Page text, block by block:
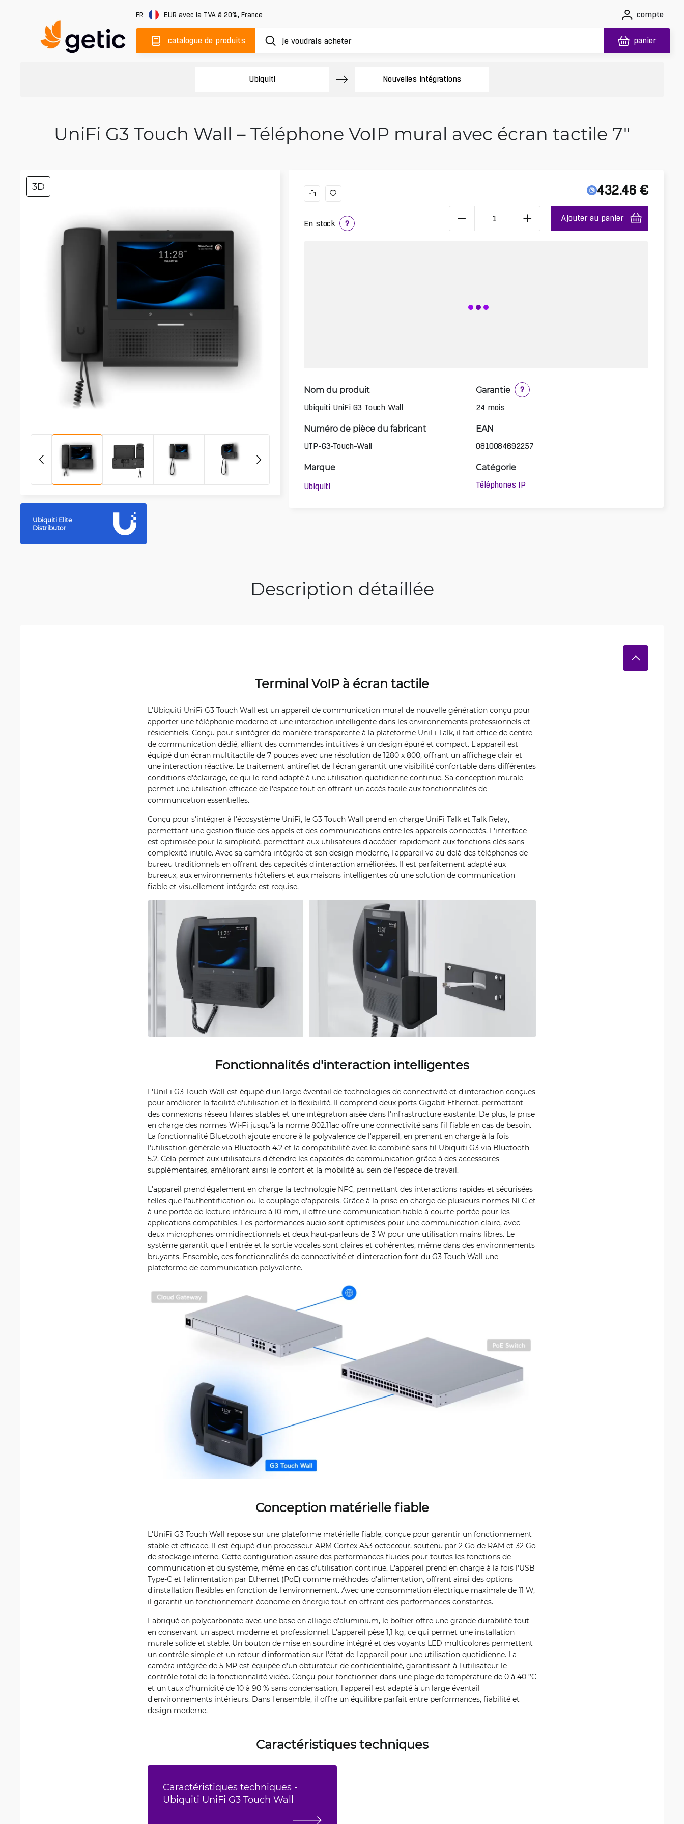
FR EUR avec la TVA à 20%, France compte
catalogue de produits panier
Ubiquiti Nouvelles intégrations
UniFi G3 Touch Wall – Téléphone VoIP mural avec écran tactile 7"
3D
3D
Ubiquiti Elite
Distributor
En stock ?
432.46 €
Ajouter au panier
Nom du produit
Ubiquiti UniFi G3 Touch Wall
Garantie
?
24 mois
Numéro de pièce du fabricant
UTP-G3-Touch-Wall
EAN
0810084692257
Marque
Ubiquiti
Catégorie
Téléphones IP
Description détaillée
Terminal VoIP à écran tactile
L'Ubiquiti UniFi G3 Touch Wall est un appareil de communication mural de nouvelle génération conçu pour
apporter une téléphonie moderne et une interaction intelligente dans les environnements professionnels et
résidentiels. Conçu pour s'intégrer de manière transparente à la plateforme UniFi Talk, il fait office de centre
de communication dédié, alliant des commandes intuitives à un design épuré et compact. L'appareil est
équipé d'un écran multitactile de 7 pouces avec une résolution de 1280 x 800, offrant un affichage clair et
une interaction réactive. Le traitement antireflet de l'écran garantit une visibilité confortable dans différentes
conditions d'éclairage, ce qui le rend adapté à une utilisation quotidienne continue. Sa conception murale
permet une utilisation efficace de l'espace tout en offrant un accès facile aux fonctionnalités de
communication essentielles.
Conçu pour s'intégrer à l'écosystème UniFi, le G3 Touch Wall prend en charge UniFi Talk et Talk Relay,
permettant une gestion fluide des appels et des communications entre les appareils connectés. L'interface
est optimisée pour la simplicité, permettant aux utilisateurs d'accéder rapidement aux fonctions clés sans
complexité inutile. Avec sa caméra intégrée et son design moderne, l'appareil va au-delà des téléphones de
bureau traditionnels en offrant des capacités d'interaction améliorées. Il est parfaitement adapté aux
bureaux, aux environnements hôteliers et aux maisons intelligentes où une solution de communication
fiable et visuellement intégrée est requise.
Fonctionnalités d'interaction intelligentes
L'UniFi G3 Touch Wall est équipé d'un large éventail de technologies de connectivité et d'interaction conçues
pour améliorer la facilité d'utilisation et la flexibilité. Il comprend deux ports Gigabit Ethernet, permettant
des connexions réseau filaires stables et une intégration aisée dans l'infrastructure existante. De plus, la prise
en charge des normes Wi-Fi jusqu'à la norme 802.11ac offre une connectivité sans fil fiable en cas de besoin.
La fonctionnalité Bluetooth ajoute encore à la polyvalence de l'appareil, en prenant en charge à la fois
l'utilisation générale via Bluetooth 4.2 et la compatibilité avec le combiné sans fil Ubiquiti G3 via Bluetooth
5.2. Cela permet aux utilisateurs d'étendre les capacités de communication grâce à des accessoires
supplémentaires, améliorant ainsi le confort et la mobilité au sein de l'espace de travail.
L'appareil prend également en charge la technologie NFC, permettant des interactions rapides et sécurisées
telles que l'authentification ou le couplage d'appareils. Grâce à la prise en charge de plusieurs normes NFC et
à une portée de lecture inférieure à 10 mm, il offre une communication fiable à courte portée pour les
applications compatibles. Les performances audio sont optimisées pour une communication claire, avec
deux microphones omnidirectionnels et deux haut-parleurs de 3 W pour une utilisation mains libres. Le
système garantit que l'entrée et la sortie vocales sont claires et cohérentes, même dans des environnements
bruyants. Ensemble, ces fonctionnalités de connectivité et d'interaction font du G3 Touch Wall une
plateforme de communication polyvalente.
Conception matérielle fiable
L'UniFi G3 Touch Wall repose sur une plateforme matérielle fiable, conçue pour garantir un fonctionnement
stable et efficace. Il est équipé d'un processeur ARM Cortex A53 octocœur, soutenu par 2 Go de RAM et 32 Go
de stockage interne. Cette configuration assure des performances fluides pour toutes les fonctions de
communication et du système, même en cas d'utilisation continue. L'appareil prend en charge à la fois l'USB
Type-C et l'alimentation par Ethernet (PoE) comme méthodes d'alimentation, offrant ainsi des options
d'installation flexibles en fonction de l'environnement. Avec une consommation électrique maximale de 11 W,
il garantit un fonctionnement économe en énergie tout en offrant des performances constantes.
Fabriqué en polycarbonate avec une base en alliage d'aluminium, le boîtier offre une grande durabilité tout
en conservant un aspect moderne et professionnel. L'appareil pèse 1,1 kg, ce qui permet une installation
murale solide et stable. Un bouton de mise en sourdine intégré et des voyants LED multicolores permettent
un contrôle simple et un retour d'information sur l'état de l'appareil pour une utilisation quotidienne. La
caméra intégrée de 5 MP est équipée d'un obturateur de confidentialité, garantissant à l'utilisateur le
contrôle total de la fonctionnalité vidéo. Conçu pour fonctionner dans une plage de température de 0 à 40 °C
et un taux d'humidité de 10 à 90 % sans condensation, l'appareil est adapté à un large éventail
d'environnements intérieurs. Dans l'ensemble, il offre un équilibre parfait entre performances, fiabilité et
design moderne.
Caractéristiques techniques
Caractéristiques techniques -
Ubiquiti UniFi G3 Touch Wall